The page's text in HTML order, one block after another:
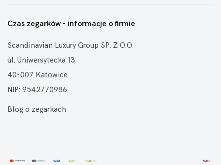
Czas zegarków - informacje o firmie
Scandinavian Luxury Group SP. Z O.O.
ul. Uniwersytecka 13
40-007 Katowice
NIP: 9542770986
Blog o zegarkach